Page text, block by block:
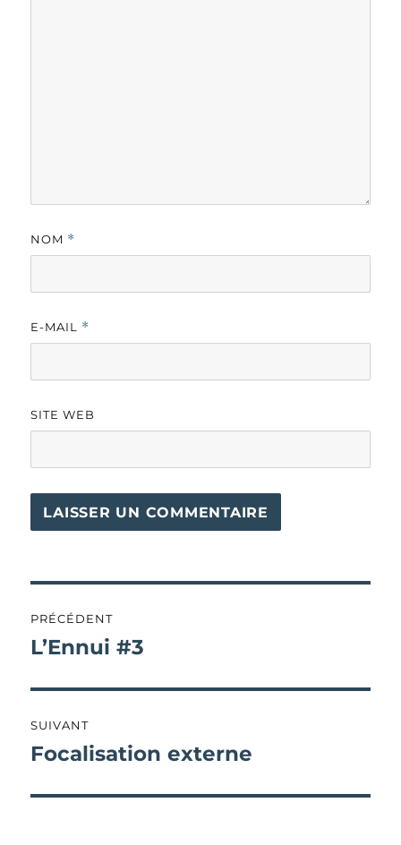
NOM *
E-MAIL *
SITE WEB
de
PRÉCÉDENT
Publication
L’Ennui #3
SUIVANT
Publication
Focalisation externe